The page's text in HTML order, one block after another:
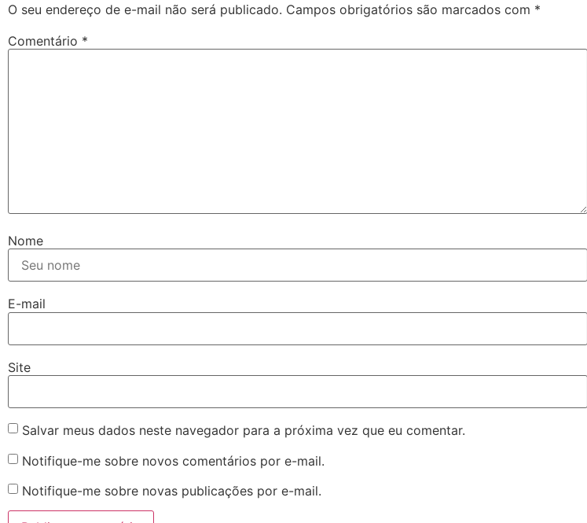
O seu endereço de e-mail não será publicado. Campos obrigatórios são marcados com *
Comentário *
Nome
E-mail
Site
Salvar meus dados neste navegador para a próxima vez que eu comentar.
Notifique-me sobre novos comentários por e-mail.
Notifique-me sobre novas publicações por e-mail.